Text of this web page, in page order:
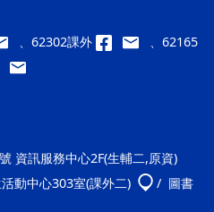
、62302課外
、62165
資訊服務中心2F(生輔二,原資)
動中心303室(課外二)
/ 圖書